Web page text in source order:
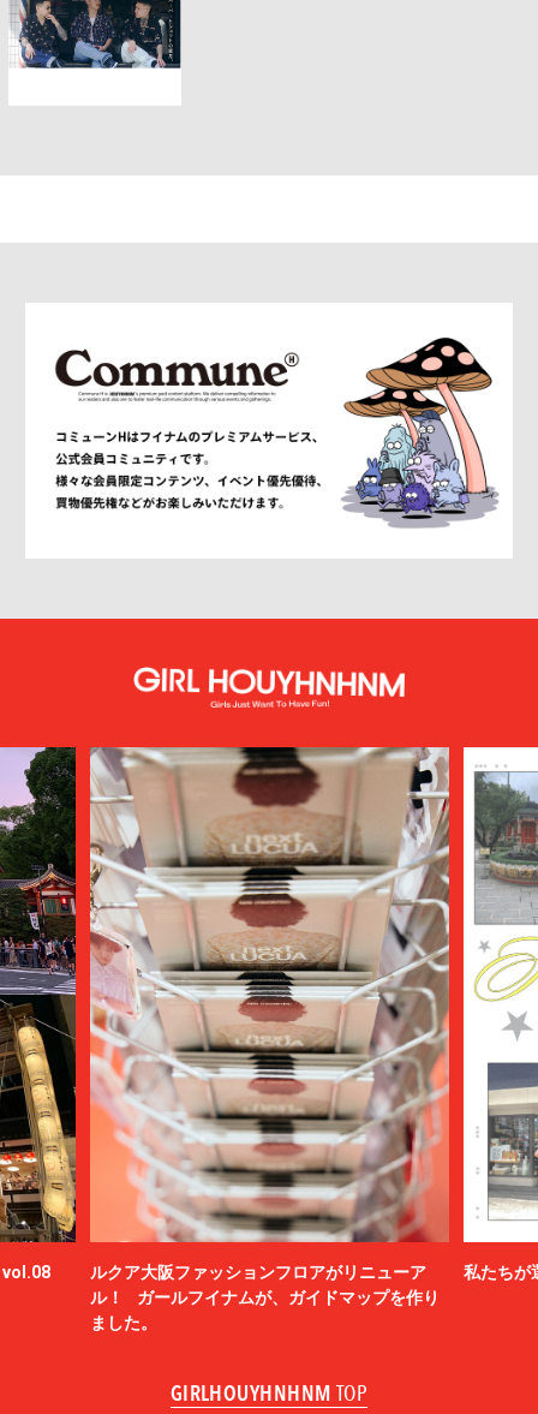
vol.08
ルクア大阪ファッションフロアがリニューア
ル！ ガールフイナムが、ガイドマップを作り
ました。
私たちが
GIRLHOUYHNHNM TOP